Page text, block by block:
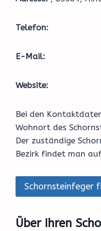
Telefon:
E-Mail:
Website:
Bei den
Wohnort des
Der zuständige
Bezirk findet man
Schornsteinfeger
Über Ihren